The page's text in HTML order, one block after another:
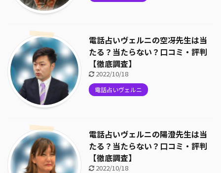
電話占いヴェルニの空冴先生は当
たる？当たらない？口コミ・評判
【徹底調査】
2022/10/18
電話占いヴェルニ
電話占いヴェルニの陽澄先生は当
たる？当たらない？口コミ・評判
【徹底調査】
2022/10/18